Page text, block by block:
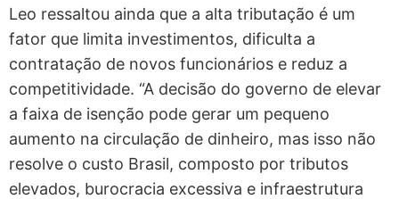
Leo ressaltou ainda que a alta tributação é um
fator que limita investimentos, dificulta a
contratação de novos funcionários e reduz a
competitividade. “A decisão do governo de elevar
a faixa de isenção pode gerar um pequeno
aumento na circulação de dinheiro, mas isso não
resolve o custo Brasil, composto por tributos
elevados, burocracia excessiva e infraestrutura